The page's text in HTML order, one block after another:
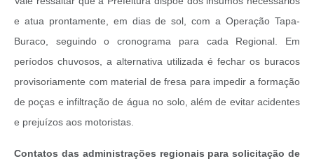
e atua prontamente, em dias de sol, com a Operação Tapa-
Buraco, seguindo o cronograma para cada Regional. Em
períodos chuvosos, a alternativa utilizada é fechar os buracos
provisoriamente com material de fresa para impedir a formação
de poças e infiltração de água no solo, além de evitar acidentes
e prejuízos aos motoristas.
Contatos das administrações regionais para solicitação de